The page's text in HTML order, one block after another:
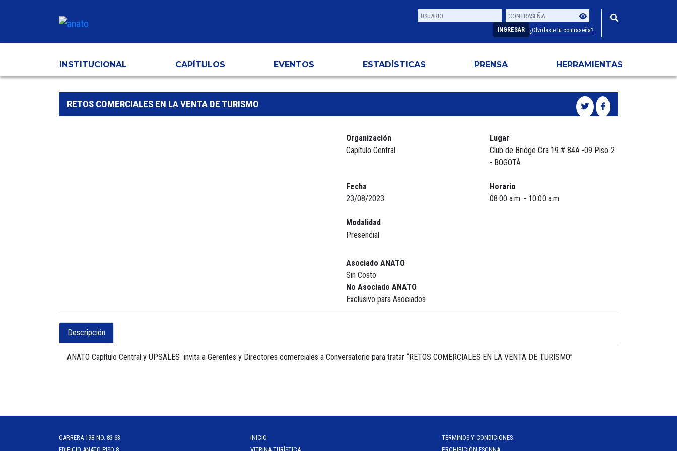
Usuario
Contraseña
INGRESAR ¿Olvidaste tu contraseña?
INSTITUCIONAL CAPÍTULOS EVENTOS ESTADÍSTICAS PRENSA HERRAMIENTAS
RETOS COMERCIALES EN LA VENTA DE TURISMO
Organización
Capítulo Central
Lugar
Club de Bridge Cra 19 # 84A -09 Piso 2
- BOGOTÁ
Fecha
23/08/2023
Horario
08:00 a.m. - 10:00 a.m.
Modalidad
Presencial
Asociado ANATO
Sin Costo
No Asociado ANATO
Exclusivo para Asociados
Descripción
ANATO Capítulo Central y UPSALES invita a Gerentes y Directores comerciales a Conversatorio para tratar “RETOS COMERCIALES EN LA VENTA DE TURISMO”
CARRERA 19B NO. 83-63
INICIO
TÉRMINOS Y CONDICIONES